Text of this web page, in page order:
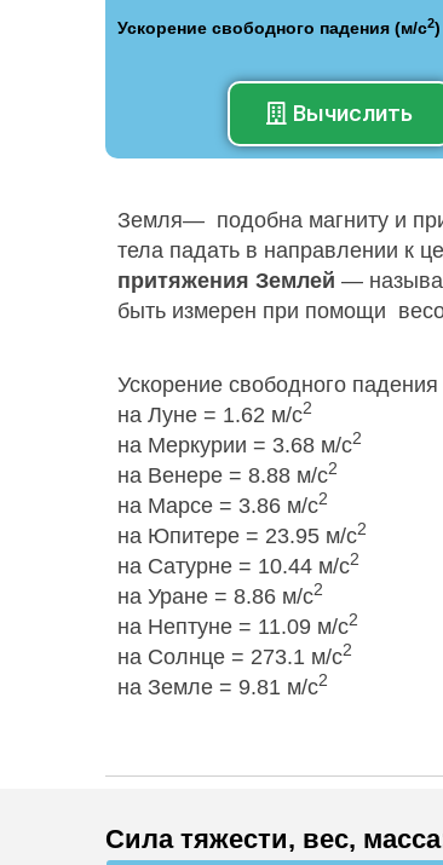
Ускорение свободного падения (м/с2)
Вычислить
Земля— подобна магниту и
тела падать в направлении к
притяжения Землей —
быть измерен при помощи
Ускорение свободного
на Луне = 1.62 м/с2
на Меркурии = 3.68 м/с2
на Венере = 8.88 м/с2
на Марсе = 3.86 м/с2
на Юпитере = 23.95 м/с2
на Сатурне = 10.44 м/с2
на Уране = 8.86 м/с2
на Нептуне = 11.09 м/с2
на Солнце = 273.1 м/с2
на Земле = 9.81 м/с2
Сила тяжести, вес, масса